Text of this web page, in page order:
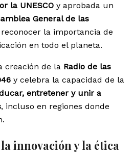
la UNESCO y aprobada un
General de las
la importancia de
en todo el planeta.
creación de la Radio de las
y celebra la capacidad de la
entretener y unir a
, incluso en regiones donde
innovación y la ética